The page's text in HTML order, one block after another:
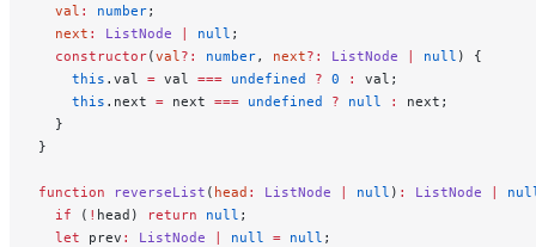
  val
: number;
  next
: ListNode | null ;
  constructor
(val ?: number, next?: ListNode | null ) {
    this
.val = val === undefined ? 0 :
val;
    this
.next = next === undefined ? null :
next;
  }
}
function reverseList ( head : ListNode | null ) : ListNode |
  if
( ! head) return null ;
  let
prev : ListNode | null = null ;